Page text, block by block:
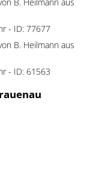
- ID: 77677
B. Heilmann aus
- ID: 61563